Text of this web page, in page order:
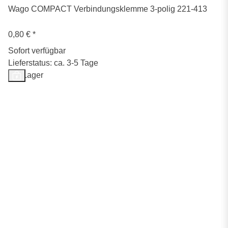
Wago COMPACT Verbindungsklemme 3-polig 221-413
0,80 € *
Sofort verfügbar
Lieferstatus: ca. 3-5 Tage
Auf Lager